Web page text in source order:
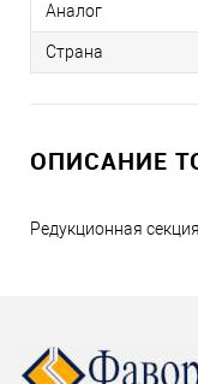
Аналог
Страна
ОПИСАНИЕ
Редукционная